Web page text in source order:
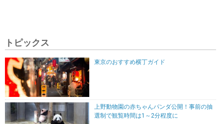
トピックス
東京のおすすめ横丁ガイド
上野動物園の赤ちゃんパンダ公開！事前の抽
選制で観覧時間は1～2分程度に